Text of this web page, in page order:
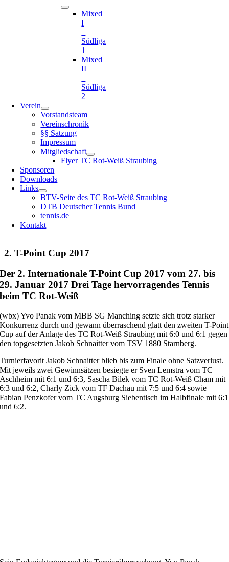
Mixed
I
–
Südliga
1
Mixed
II
–
Südliga
2
Verein
Vorstandsteam
Vereinschronik
§§ Satzung
Impressum
Mitgliedschaft
Flyer TC Rot-Weiß Straubing
Sponsoren
Downloads
Links
BTV-Seite des TC Rot-Weiß Straubing
DTB Deutscher Tennis Bund
tennis.de
Kontakt
2. T-Point Cup 2017
Der 2. Internationale T-Point Cup 2017 vom 27. bis
29. Januar 2017 Drei Tage hervorragendes Tennis
beim TC Rot-Weiß
(wbx) Yvo Panak vom MBB SG Manching setzte sich trotz starker
Konkurrenz durch und gewann überraschend glatt den zweiten T-Point
Cup auf der Anlage des TC Rot-Weiß Straubing mit 6:0 und 6:1 gegen
den topgesetzten Jakob Schnaitter vom TSV 1880 Starnberg.
Turnierfavorit Jakob Schnaitter blieb bis zum Finale ohne Satzverlust.
Mit jeweils zwei Gewinnsätzen besiegte er Sven Lemstra vom TC
Aschheim mit 6:1 und 6:3, Sascha Bilek vom TC Rot-Weiß Cham mit
6:3 und 6:2, Charly Zick vom TF Dachau mit 7:5 und 6:4 sowie
Fabian Penzkofer vom TC Augsburg Siebentisch im Halbfinale mit 6:1
und 6:2.